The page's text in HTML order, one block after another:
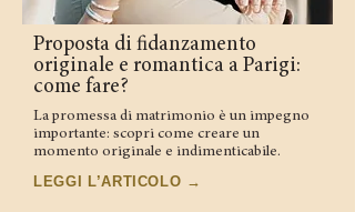
Proposta di fidanzamento
originale e romantica a Parigi:
come fare?
La promessa di matrimonio è un impegno
importante: scopri come creare un
momento originale e indimenticabile.
LEGGI L’ARTICOLO →